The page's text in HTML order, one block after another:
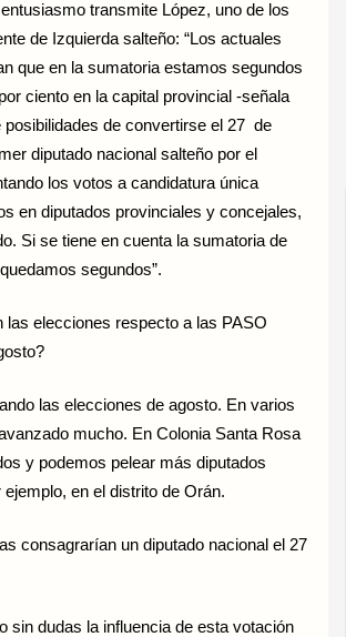
transmite López, uno de los
de Izquierda salteño: “Los actuales
que en la sumatoria estamos segundos
ciento en la capital provincial -señala
posibilidades de convertirse el 27 de
diputado nacional salteño por el
los votos a candidatura única
en diputados provinciales y concejales,
Si se tiene en cuenta la sumatoria de
segundos”.
las elecciones respecto a las PASO
las elecciones de agosto. En varios
mucho. En Colonia Santa Rosa
y podemos pelear más diputados
en el distrito de Orán.
consagrarían un diputado nacional el 27
sin dudas la influencia de esta votación